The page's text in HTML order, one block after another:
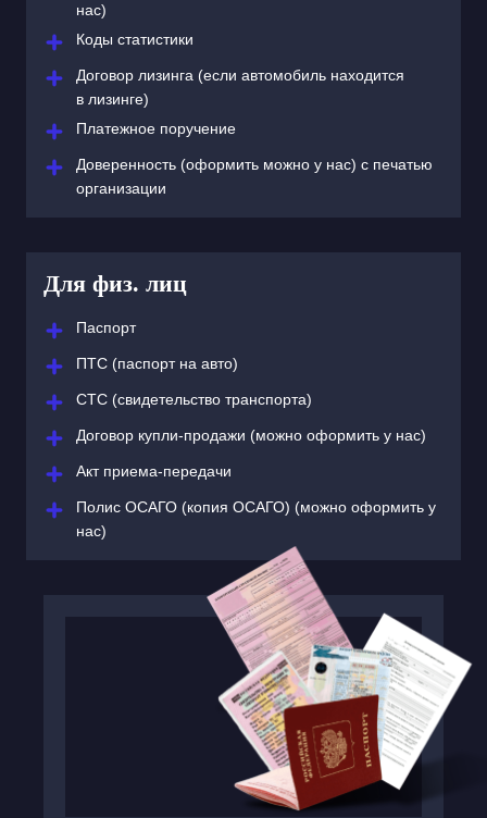
нас)
Коды статистики
Договор лизинга (если автомобиль находится
в лизинге)
Платежное поручение
Доверенность (оформить можно у нас) с печатью
организации
Для физ. лиц
Паспорт
ПТС (паспорт на авто)
СТС (свидетельство транспорта)
Договор купли-продажи (можно оформить у нас)
Акт приема-передачи
Полис ОСАГО (копия ОСАГО) (можно оформить у
нас)